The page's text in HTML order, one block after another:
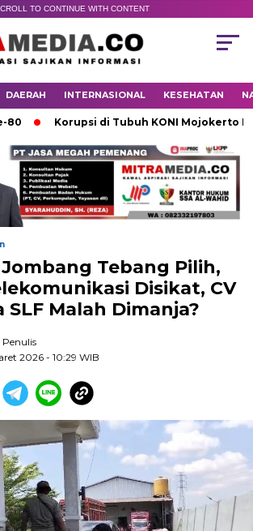
TO CONTINUE WITH CONTENT
DAERAH INTERNASIONAL KESEHATAN
Korupsi di Tubuh KONI Mojokerto Karena
Tebang Pilih,
Disikat, CV
SLF Malah Dimanja?
Penulis
2026- 10:29 WIB